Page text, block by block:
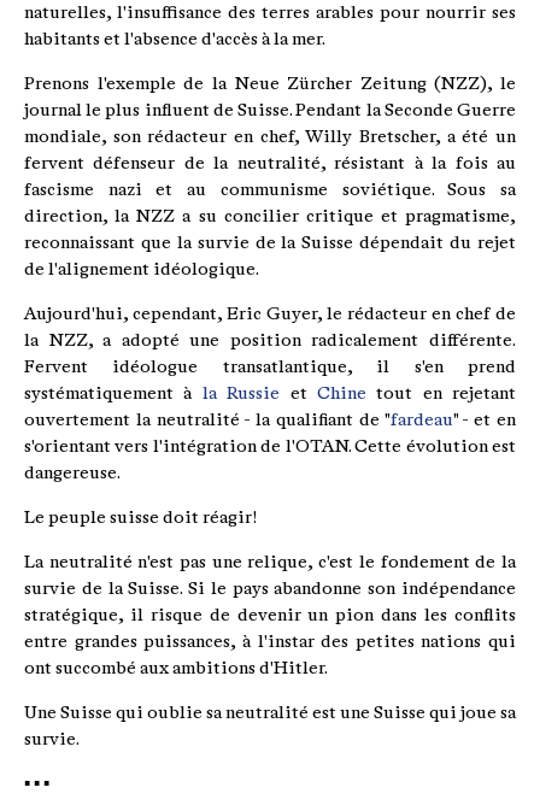
naturelles, l'insuffisance des terres arables pour nourrir ses
habitants et l'absence d'accès à la mer.
Prenons l'exemple de la Neue Zürcher Zeitung (NZZ), le
journal le plus influent de Suisse. Pendant la Seconde Guerre
mondiale, son rédacteur en chef, Willy Bretscher, a été un
fervent défenseur de la neutralité, résistant à la fois au
fascisme nazi et au communisme soviétique. Sous sa
direction, la NZZ a su concilier critique et pragmatisme,
reconnaissant que la survie de la Suisse dépendait du rejet
de l'alignement idéologique.
Aujourd'hui, cependant, Eric Guyer, le rédacteur en chef de
la NZZ, a adopté une position radicalement différente.
Fervent idéologue transatlantique, il s'en prend
systématiquement à la Russie et Chine tout en rejetant
ouvertement la neutralité - la qualifiant de "fardeau" - et en
s'orientant vers l'intégration de l'OTAN. Cette évolution est
dangereuse.
Le peuple suisse doit réagir!
La neutralité n'est pas une relique, c'est le fondement de la
survie de la Suisse. Si le pays abandonne son indépendance
stratégique, il risque de devenir un pion dans les conflits
entre grandes puissances, à l'instar des petites nations qui
ont succombé aux ambitions d'Hitler.
Une Suisse qui oublie sa neutralité est une Suisse qui joue sa
survie.
▪ ▪ ▪